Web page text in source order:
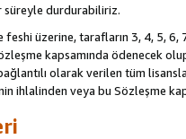
süreyle durdurabiliriz.
feshi üzerine, tarafların 3, 4, 5,
kapsamında ödenecek
olarak verilen tüm
ihlalinden veya bu Sözleşme